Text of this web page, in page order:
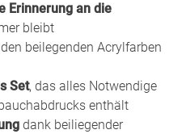
Erinnerung an die
bleibt
beilegenden Acrylfarben
Set, das alles Notwendige
enthält
dank beiliegender